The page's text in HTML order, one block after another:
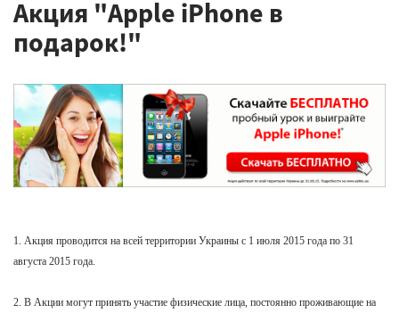
Акция "Apple iPhone в
подарок!"
1. Акция проводится на всей территории Украины с 1 июля 2015 года по 31
августа 2015 года.
2. В Акции могут принять участие физические лица, постоянно проживающие на